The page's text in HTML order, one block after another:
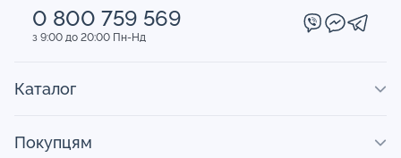
0 800 759 569
з 9:00 до 20:00 Пн-Нд
Каталог
Покупцям